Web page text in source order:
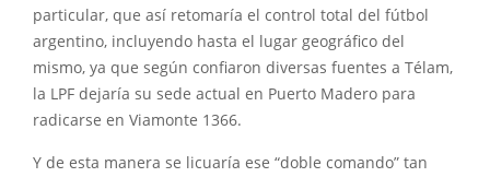
particular, que así retomaría el control total del fútbol
argentino, incluyendo hasta el lugar geográfico del
mismo, ya que según confiaron diversas fuentes a Télam,
la LPF dejaría su sede actual en Puerto Madero para
radicarse en Viamonte 1366.
Y de esta manera se licuaría ese “doble comando” tan